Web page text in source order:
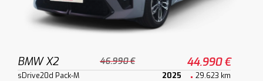
BMW X2 46.990 € 44.990 €
sDrive20d Pack-M 2025 29.623 km